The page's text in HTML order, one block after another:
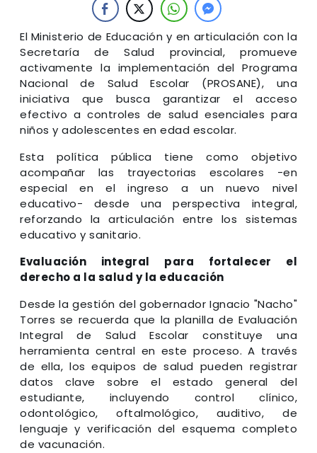
El Ministerio de Educación y en articulación con la
Secretaría de Salud provincial, promueve
activamente la implementación del Programa
Nacional de Salud Escolar (PROSANE), una
iniciativa que busca garantizar el acceso
efectivo a controles de salud esenciales para
niños y adolescentes en edad escolar.
Esta política pública tiene como objetivo
acompañar las trayectorias escolares -en
especial en el ingreso a un nuevo nivel
educativo- desde una perspectiva integral,
reforzando la articulación entre los sistemas
educativo y sanitario.
Evaluación integral para fortalecer el
derecho a la salud y la educación
Desde la gestión del gobernador Ignacio "Nacho"
Torres se recuerda que la planilla de Evaluación
Integral de Salud Escolar constituye una
herramienta central en este proceso. A través
de ella, los equipos de salud pueden registrar
datos clave sobre el estado general del
estudiante, incluyendo control clínico,
odontológico, oftalmológico, auditivo, de
lenguaje y verificación del esquema completo
de vacunación.